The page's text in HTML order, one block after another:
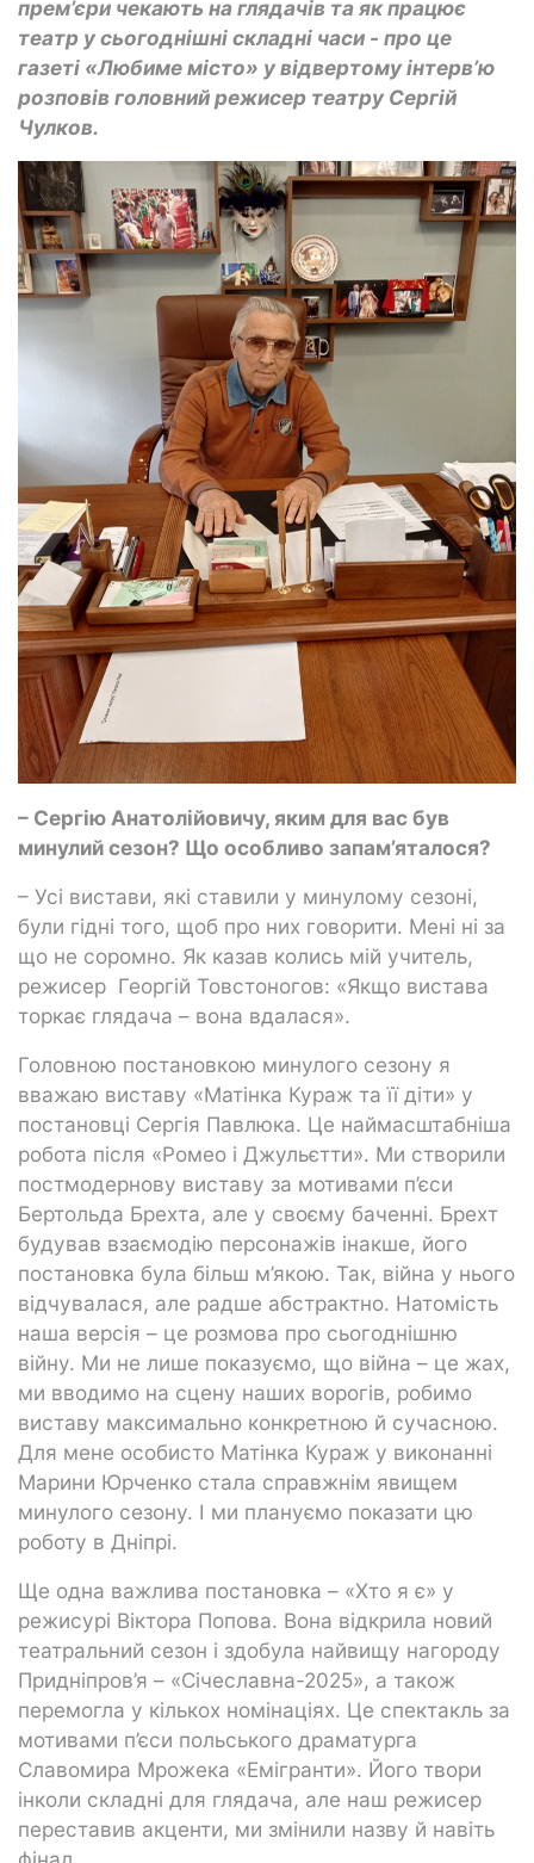
прем’єри чекають на глядачів та як працює
театр у сьогоднішні складні часи - про це
газеті «Любиме місто» у відвертому інтерв’ю
розповів головний режисер театру Сергій
Чулков.
– Сергію Анатолійовичу, яким для вас був
минулий сезон? Що особливо запам’яталося?
– Усі вистави, які ставили у минулому сезоні,
були гідні того, щоб про них говорити. Мені ні за
що не соромно. Як казав колись мій учитель,
режисер Георгій Товстоногов: «Якщо вистава
торкає глядача – вона вдалася».
Головною постановкою минулого сезону я
вважаю виставу «Матінка Кураж та її діти» у
постановці Сергія Павлюка. Це наймасштабніша
робота після «Ромео і Джульєтти». Ми створили
постмодернову виставу за мотивами п’єси
Бертольда Брехта, але у своєму баченні. Брехт
будував взаємодію персонажів інакше, його
постановка була більш м’якою. Так, війна у нього
відчувалася, але радше абстрактно. Натомість
наша версія – це розмова про сьогоднішню
війну. Ми не лише показуємо, що війна – це жах,
ми вводимо на сцену наших ворогів, робимо
виставу максимально конкретною й сучасною.
Для мене особисто Матінка Кураж у виконанні
Марини Юрченко стала справжнім явищем
минулого сезону. І ми плануємо показати цю
роботу в Дніпрі.
Ще одна важлива постановка – «Хто я є» у
режисурі Віктора Попова. Вона відкрила новий
театральний сезон і здобула найвищу нагороду
Придніпров’я – «Січеславна-2025», а також
перемогла у кількох номінаціях. Це спектакль за
мотивами п’єси польського драматурга
Славомира Мрожека «Емігранти». Його твори
інколи складні для глядача, але наш режисер
переставив акценти, ми змінили назву й навіть